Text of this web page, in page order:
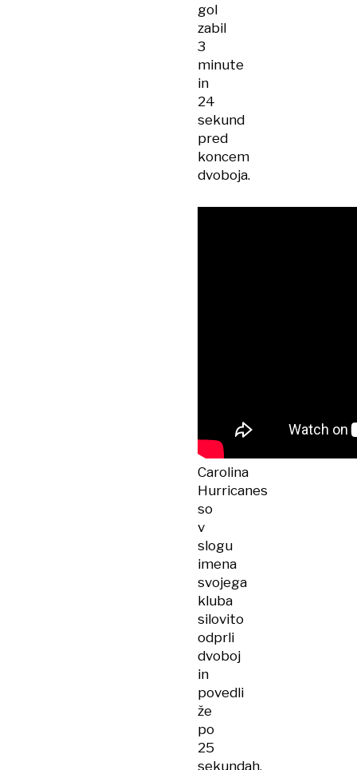
gol
zabil
3
minute
in
24
sekund
pred
koncem
dvoboja.
Carolina
Hurricanes
so
v
slogu
imena
svojega
kluba
silovito
odprli
dvoboj
in
povedli
že
po
25
sekundah,